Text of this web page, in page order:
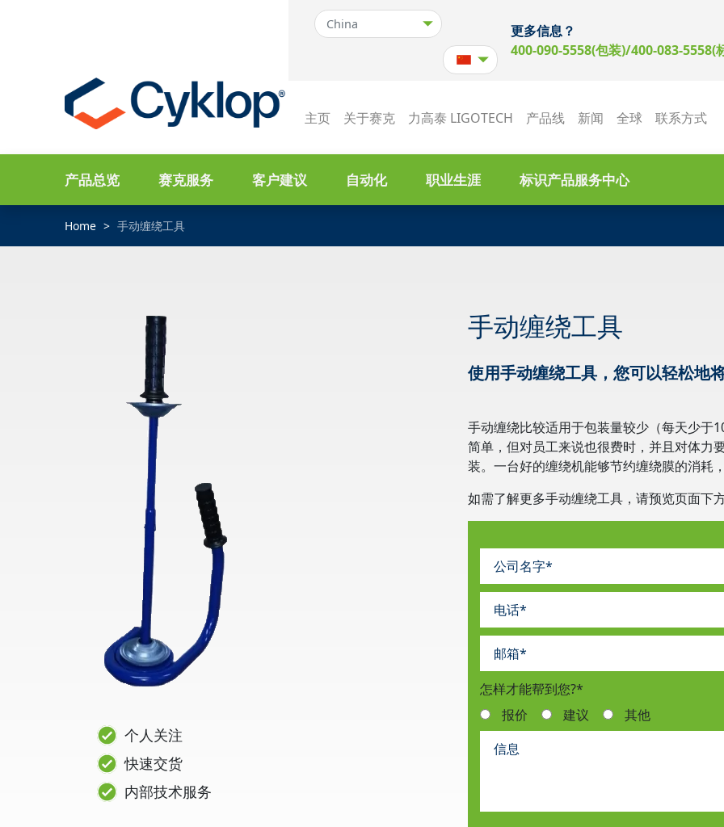
主页 关于赛克 力高泰 LIGOTECH 产品线 新闻 全球 联系方式
更多信息？
400-090-5558(包装)/400-083-5558(
产品总览 赛克服务 客户建议 自动化 职业生涯 标识产品服务中心
Home 手动缠绕工具
个人关注
快速交货
内部技术服务
手动缠绕工具
使用手动缠绕工具，您可以轻松地
手动缠绕比较适用于包装量较少（每天少于
简单，但对员工来说也很费时，并且对体力
装。一台好的缠绕机能够节约缠绕膜的消耗
如需了解更多手动缠绕工具，请预览页面下
怎样才能帮到您?*
报价
建议 其他